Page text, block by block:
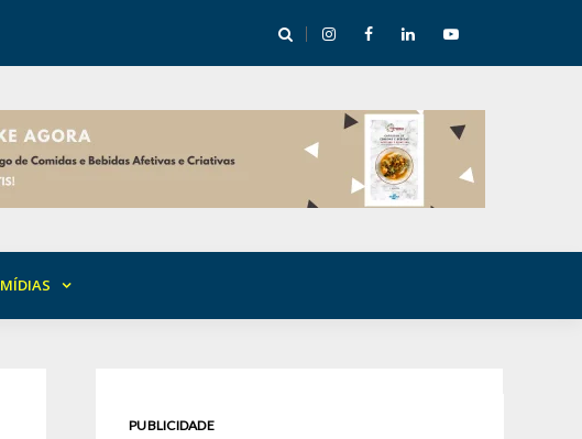
Mirian Rocha abre mentoria de storytelling com 10 vagas
MÍDIAS
PUBLICIDADE